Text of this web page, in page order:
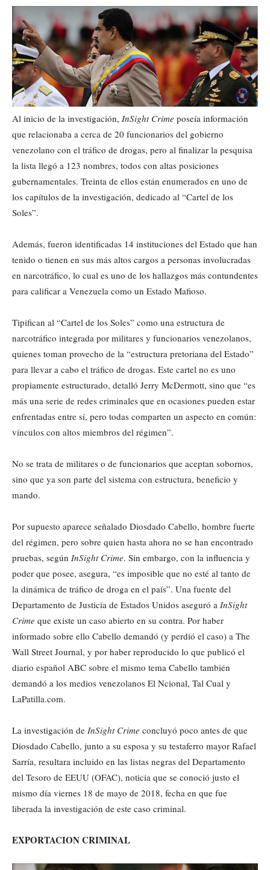
Al inicio de la investigación, InSight Crime poseía información
que relacionaba a cerca de 20 funcionarios del gobierno
venezolano con el tráfico de drogas, pero al finalizar la pesquisa
la lista llegó a 123 nombres, todos con altas posiciones
gubernamentales. Treinta de ellos están enumerados en uno de
los capítulos de la investigación, dedicado al “Cartel de los
Soles”.
Además, fueron identificadas 14 instituciones del Estado que han
tenido o tienen en sus más altos cargos a personas involucradas
en narcotráfico, lo cual es uno de los hallazgos más contundentes
para calificar a Venezuela como un Estado Mafioso.
Tipifican al “Cartel de los Soles” como una estructura de
narcotráfico integrada por militares y funcionarios venezolanos,
quienes toman provecho de la “estructura pretoriana del Estado”
para llevar a cabo el tráfico de drogas. Este cartel no es uno
propiamente estructurado, detalló Jerry McDermott, sino que “es
más una serie de redes criminales que en ocasiones pueden estar
enfrentadas entre sí, pero todas comparten un aspecto en común:
vínculos con altos miembros del régimen”.
No se trata de militares o de funcionarios que aceptan sobornos,
sino que ya son parte del sistema con estructura, beneficio y
mando.
Por supuesto aparece señalado Diosdado Cabello, hombre fuerte
del régimen, pero sobre quien hasta ahora no se han encontrado
pruebas, según InSight Crime. Sin embargo, con la influencia y
poder que posee, asegura, “es imposible que no esté al tanto de
la dinámica de tráfico de droga en el país”. Una fuente del
Departamento de Justicia de Estados Unidos aseguró a InSight
Crime que existe un caso abierto en su contra. Por haber
informado sobre ello Cabello demandó (y perdió el caso) a The
Wall Street Journal, y por haber reproducido lo que publicó el
diario español ABC sobre el mismo tema Cabello también
demandó a los medios venezolanos El Ncional, Tal Cual y
LaPatilla.com.
La investigación de InSight Crime concluyó poco antes de que
Diosdado Cabello, junto a su esposa y su testaferro mayor Rafael
Sarría, resultara incluido en las listas negras del Departamento
del Tesoro de EEUU (OFAC), noticia que se conoció justo el
mismo día viernes 18 de mayo de 2018, fecha en que fue
liberada la investigación de este caso criminal.
EXPORTACION CRIMINAL